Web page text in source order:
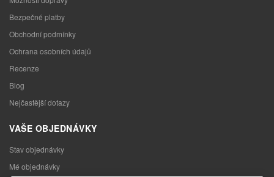
Bezpečné platby
Obchodní podmínky
Ochrana osobních údajů
Recenze
Blog
Nejčastější dotazy
VAŠE OBJEDNÁVKY
Stav objednávky
Mé objednávky